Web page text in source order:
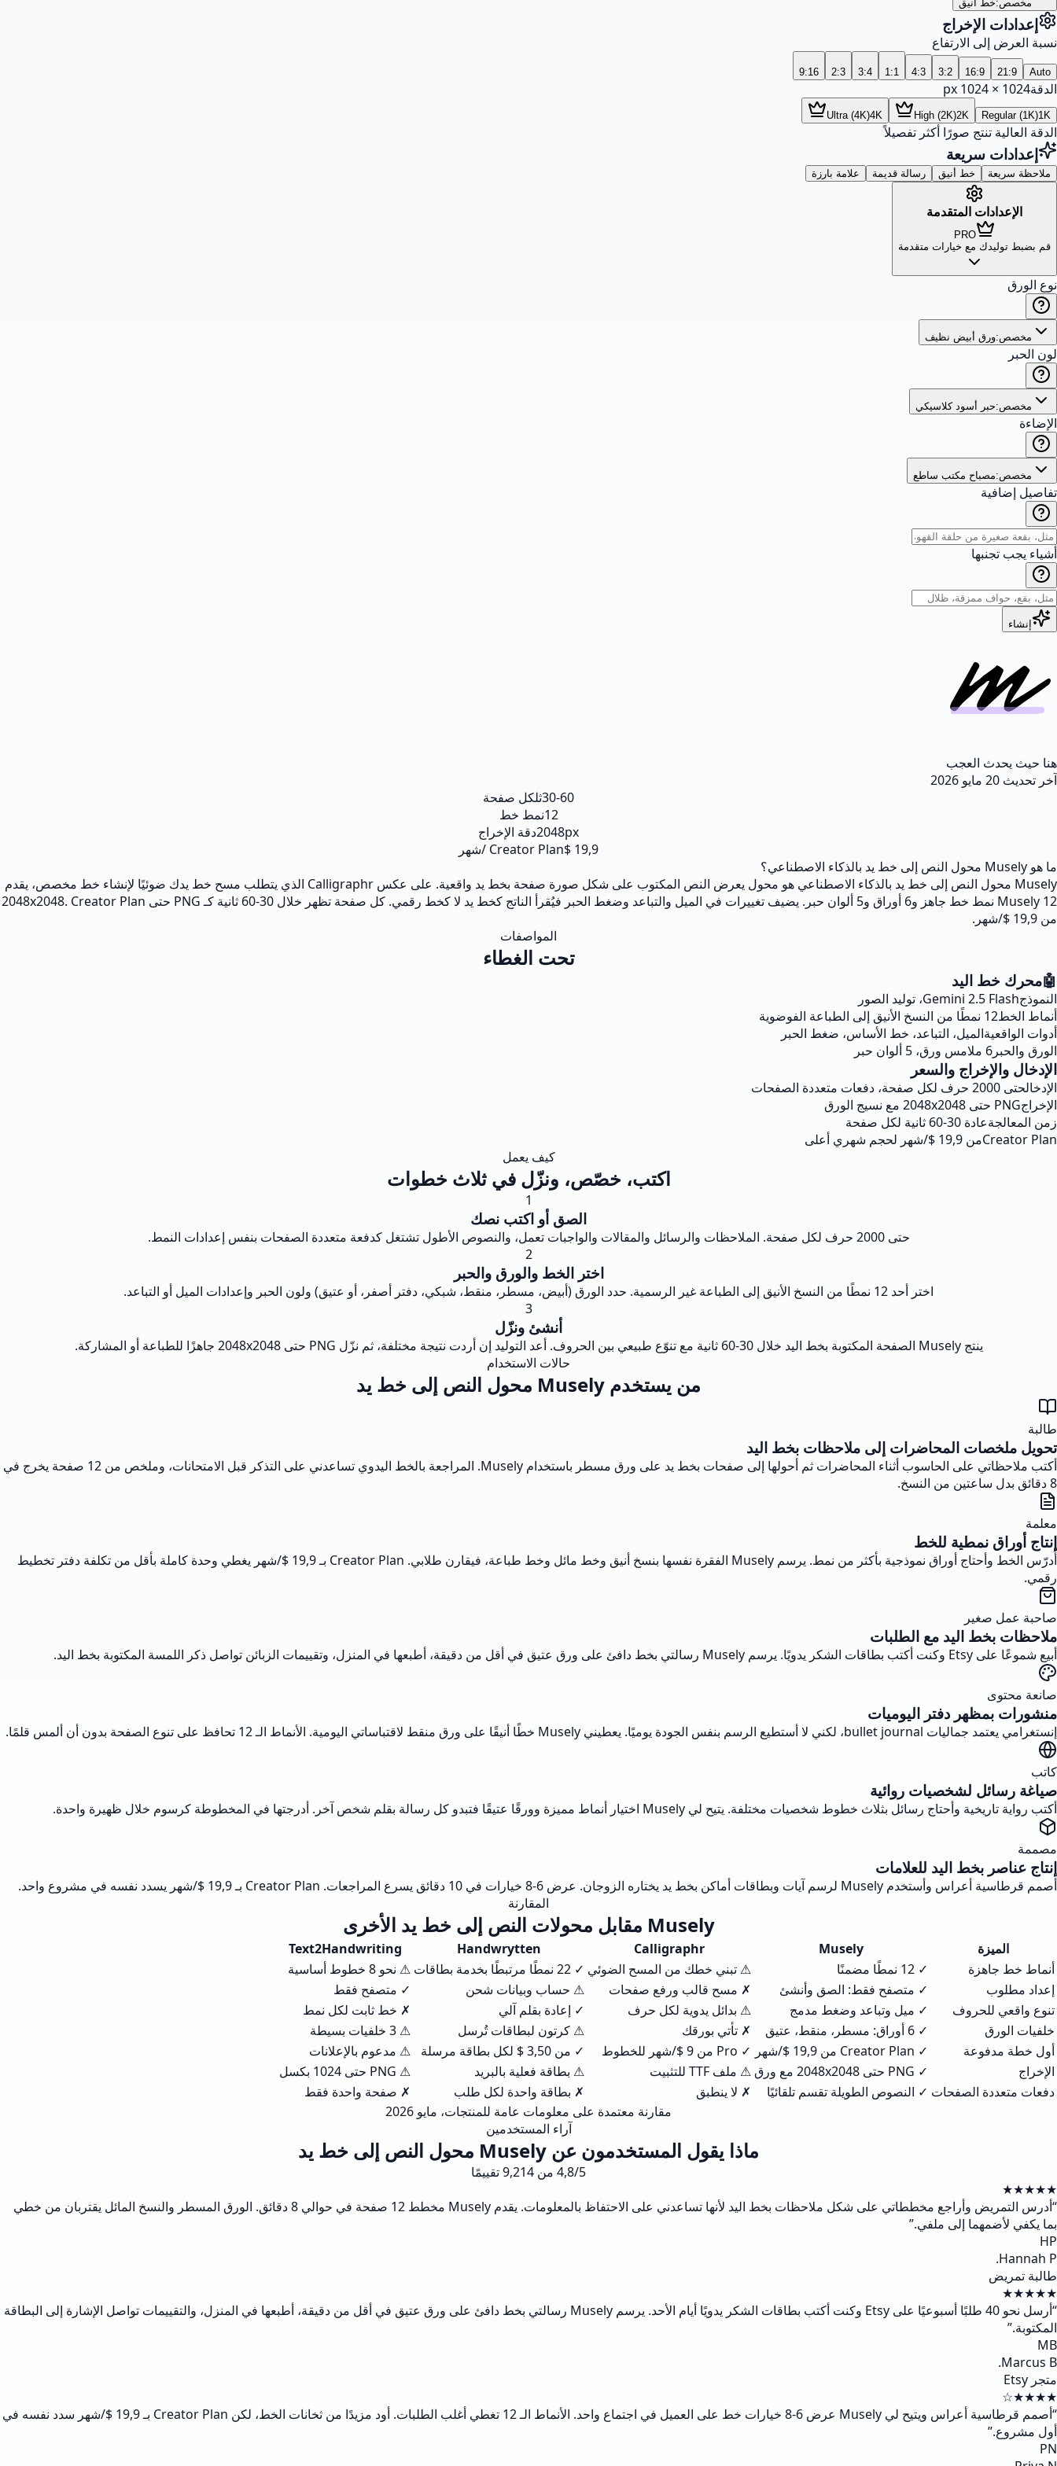
مخصص:خط أنيق
إعدادات الإخراج
نسبة العرض إلى الارتفاع
Auto
21:9
16:9
3:2
4:3
1:1
3:4
2:3
9:16
الدقة1024
×
1024
Regular (1K)1K
High (2K)2K
Ultra (4K)4K
الدقة العالية تنتج صورًا أكثر تفصيلاً
إعدادات سريعة
ملاحظة سريعة خط أنيق رسالة قديمة علامة بارزة
الإعدادات المتقدمة
PRO
قم بضبط توليدك مع خيارات متقدمة
نوع الورق
مخصص:ورق أبيض نظيف
لون الحبر
مخصص:حبر أسود كلاسيكي
الإضاءة
مخصص:مصباح مكتب ساطع
تفاصيل إضافية
أشياء يجب تجنبها
إنشاء
هنا حيث يحدث العجب
آخر تحديث 20 مايو 2026
30-60ثلكل صفحة
12نمط خط
2048pxدقة الإخراج
19,9 $
Creator Plan /شهر
ما هو Musely محول النص إلى خط يد بالذكاء الاصطناعي؟
Musely محول النص إلى خط يد بالذكاء الاصطناعي هو محول يعرض النص المكتوب على شكل صورة صفحة بخط يد واقعية. على عكس Calligraphr الذي يتطلب مسح خط يدك ضوئيًا لإنشاء خط مخصص، يقدم
Musely 12 نمط خط جاهز و6 أوراق و5 ألوان حبر. يضيف تغييرات في الميل والتباعد وضغط الحبر فيُقرأ الناتج كخط يد لا كخط رقمي. كل صفحة تظهر خلال 30-60 ثانية كـ PNG حتى 2048x2048. Creator Plan
من 19,9 $/شهر.
المواصفات
تحت الغطاء
🤖محرك خط اليد
النموذجGemini 2.5 Flash، توليد الصور
أنماط الخط12 نمطًا من النسخ الأنيق إلى الطباعة الفوضوية
أدوات الواقعيةالميل، التباعد، خط الأساس، ضغط الحبر
الورق والحبر 6 ملامس ورق، 5 ألوان حبر
الإدخال والإخراج والسعر
الإدخالحتى 2000 حرف لكل صفحة، دفعات متعددة الصفحات
الإخراجPNG حتى 2048x2048 مع نسيج الورق
زمن المعالجةعادة 30-60 ثانية لكل صفحة
Creator Planمن 19,9 $/شهر لحجم شهري أعلى
كيف يعمل
اكتب، خصّص، ونزّل في ثلاث خطوات
1
الصق أو اكتب نصك
حتى 2000 حرف لكل صفحة. الملاحظات والرسائل والمقالات والواجبات تعمل، والنصوص الأطول تشتغل كدفعة متعددة الصفحات بنفس إعدادات النمط.
2
اختر الخط والورق والحبر
اختر أحد 12 نمطًا من النسخ الأنيق إلى الطباعة غير الرسمية. حدد الورق (أبيض، مسطر، منقط، شبكي، دفتر أصفر، أو عتيق) ولون الحبر وإعدادات الميل أو التباعد.
3
أنشئ ونزّل
ينتج Musely الصفحة المكتوبة بخط اليد خلال 30-60 ثانية مع تنوّع طبيعي بين الحروف. أعد التوليد إن أردت نتيجة مختلفة، ثم نزّل PNG حتى 2048x2048 جاهزًا للطباعة أو المشاركة.
حالات الاستخدام
من يستخدم Musely محول النص إلى خط يد
طالبة
تحويل ملخصات المحاضرات إلى ملاحظات بخط اليد
أكتب ملاحظاتي على الحاسوب أثناء المحاضرات ثم أحولها إلى صفحات بخط يد على ورق مسطر باستخدام Musely. المراجعة بالخط اليدوي تساعدني على التذكر قبل الامتحانات، وملخص من 12 صفحة يخرج في
8 دقائق بدل ساعتين من النسخ.
معلمة
إنتاج أوراق نمطية للخط
أُدرّس الخط وأحتاج أوراق نموذجية بأكثر من نمط. يرسم Musely الفقرة نفسها بنسخ أنيق وخط مائل وخط طباعة، فيقارن طلابي. Creator Plan بـ 19,9 $/شهر يغطي وحدة كاملة بأقل من تكلفة دفتر تخطيط
رقمي.
صاحبة عمل صغير
ملاحظات بخط اليد مع الطلبات
أبيع شموعًا على Etsy وكنت أكتب بطاقات الشكر يدويًا. يرسم Musely رسالتي بخط دافئ على ورق عتيق في أقل من دقيقة، أطبعها في المنزل، وتقييمات الزبائن تواصل ذكر اللمسة المكتوبة بخط اليد.
صانعة محتوى
منشورات بمظهر دفتر اليوميات
إنستغرامي يعتمد جماليات bullet journal، لكني لا أستطيع الرسم بنفس الجودة يوميًا. يعطيني Musely خطًا أنيقًا على ورق منقط لاقتباساتي اليومية. الأنماط الـ 12 تحافظ على تنوع الصفحة بدون أن ألمس قلمًا.
كاتب
صياغة رسائل لشخصيات روائية
أكتب رواية تاريخية وأحتاج رسائل بثلاث خطوط شخصيات مختلفة. يتيح لي Musely اختيار أنماط مميزة وورقًا عتيقًا فتبدو كل رسالة بقلم شخص آخر. أدرجتها في المخطوطة كرسوم خلال ظهيرة واحدة.
مصممة
إنتاج عناصر بخط اليد للعلامات
أصمم قرطاسية أعراس وأستخدم Musely لرسم آيات وبطاقات أماكن بخط يد يختاره الزوجان. عرض 6-8 خيارات في 10 دقائق يسرع المراجعات. Creator Plan بـ 19,9 $/شهر يسدد نفسه في مشروع واحد.
المقارنة
Musely مقابل محولات النص إلى خط يد الأخرى
الميزة Musely
Calligraphr
Handwrytten
Text2Handwriting
أنماط خط جاهزة
✓ 12 نمطًا مضمنًا ⚠ تبني خطك من المسح الضوئي ✓ 22 نمطًا مرتبطًا بخدمة بطاقات
⚠ نحو 8 خطوط أساسية
إعداد مطلوب
✓ متصفح فقط: الصق وأنشئ ✗ مسح قالب ورفع صفحات ⚠ حساب وبيانات شحن
✓ متصفح فقط
تنوع واقعي للحروف
✓ ميل وتباعد وضغط مدمج ⚠ بدائل يدوية لكل حرف ✓ إعادة بقلم آلي
✗ خط ثابت لكل نمط
خلفيات الورق
✓ 6 أوراق: مسطر، منقط، عتيق ✗ تأتي بورقك ⚠ كرتون لبطاقات تُرسل
⚠ 3 خلفيات بسيطة
أول خطة مدفوعة
✓ Creator Plan من 19,9 $/شهر ✓ Pro من 9 $/شهر للخطوط ✓ من 3,50 $ لكل بطاقة مرسلة
⚠ مدعوم بالإعلانات
الإخراج
✓ PNG حتى 2048x2048 مع ورق ⚠ ملف TTF للتثبيت ⚠ بطاقة فعلية بالبريد
⚠ PNG حتى 1024 بكسل
دفعات متعددة الصفحات ✓ النصوص الطويلة تقسم تلقائيًا ✗ لا ينطبق ✗ بطاقة واحدة لكل طلب
✗ صفحة واحدة فقط
مقارنة معتمدة على معلومات عامة للمنتجات، مايو 2026
آراء المستخدمين
ماذا يقول المستخدمون عن Musely محول النص إلى خط يد
4,8/5 من 9,214 تقييمًا
★★★★★
“
أدرس التمريض وأراجع مخططاتي على شكل ملاحظات بخط اليد لأنها تساعدني على الاحتفاظ بالمعلومات. يقدم Musely مخطط 12 صفحة في حوالي 8 دقائق. الورق المسطر والنسخ المائل يقتربان من خطي
بما يكفي لأضمهما إلى ملفي.”
HP
Hannah P.
طالبة تمريض
★★★★★
“
أرسل نحو 40 طلبًا أسبوعيًا على Etsy وكنت أكتب بطاقات الشكر يدويًا أيام الأحد. يرسم Musely رسالتي بخط دافئ على ورق عتيق في أقل من دقيقة، أطبعها في المنزل، والتقييمات تواصل الإشارة إلى البطاقة
المكتوبة.”
MB
Marcus B.
متجر Etsy
★★★★☆
“
أصمم قرطاسية أعراس ويتيح لي Musely عرض 6-8 خيارات خط على العميل في اجتماع واحد. الأنماط الـ 12 تغطي أغلب الطلبات. أود مزيدًا من ثخانات الخط، لكن Creator Plan بـ 19,9 $/شهر سدد نفسه في
أول مشروع.”
PN